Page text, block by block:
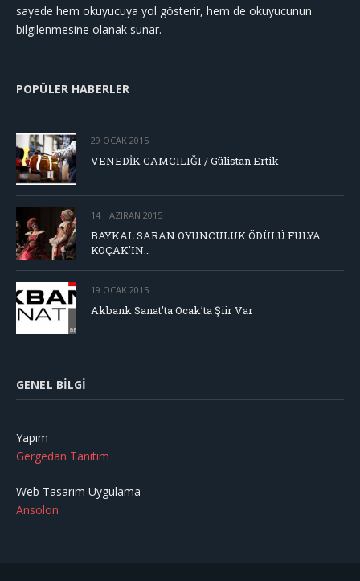
sayede hem okuyucuya yol gösterir, hem de okuyucunun
bilgilenmesine olanak sunar.
POPÜLER HABERLER
29 OCAK 2015
VENEDİK CAMCILIĞI / Gülistan Ertik
14 HAZIRAN 2015
BAYKAL SARAN OYUNCULUK ÖDÜLÜ FULYA
KOÇAK’IN…
19 OCAK 2015
Akbank Sanat’ta Ocak’ta Şiir Var
GENEL BILGI
Yapım
Gergedan Tanıtım
Web Tasarım Uygulama
Ansolon